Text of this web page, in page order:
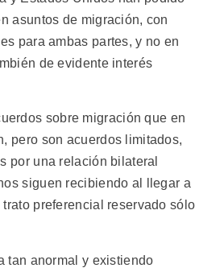
asuntos de migración, con
para ambas partes, y no en
de evidente interés
sobre migración que en
pero son acuerdos limitados,
por una relación bilateral
siguen recibiendo al llegar a
preferencial reservado sólo
tan anormal y existiendo